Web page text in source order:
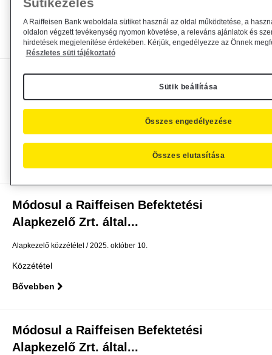
Bővebben
Módosul a Raiffeisen Befektetési
Alapkezelő Zrt. által...
2025. október 10.
Közzététel
Módosul a Raiffeisen Befektetési
Alapkezelő Zrt. által...
Alapkezelő közzététel 2025. október 10.
Közzététel
Bővebben
Módosul a Raiffeisen Befektetési
Alapkezelő Zrt. által...
A Raiffeisen Bank weboldala sütiket használ az oldal működtetése, a
oldalon végzett tevékenység nyomon követése, a releváns ajánlatok és
hirdetések megjelenítése érdekében. Kérjük, engedélyezze az Önnek
Részletes süti tájékoztató
Sütik beállítása
Összes elutasítása
Összes engedélyezése